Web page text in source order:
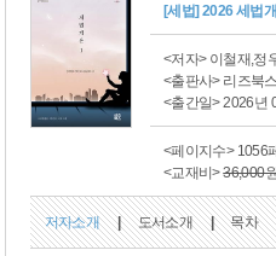
[세법] 2026 세법
<저자> 이철재,정
<출판사> 리즈북
<출간일> 2026년
<페이지수> 1056
<교재비>36,000
저자소개 | 도서소개 | 목차